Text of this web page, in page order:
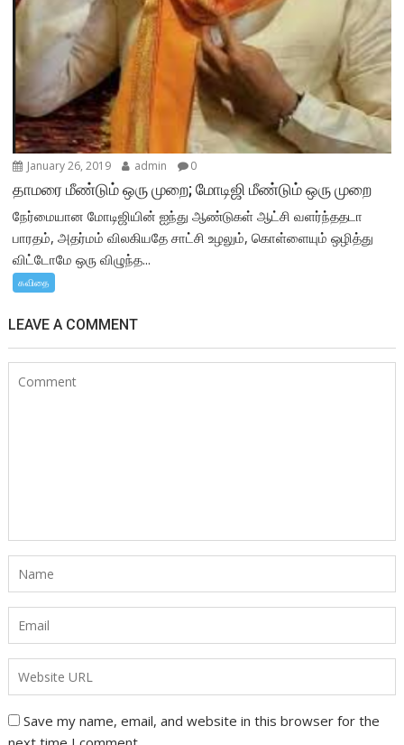
January 26, 2019 admin 0
தாமரை மீண்டும் ஒரு முறை; மோடிஜி மீண்டும் ஒரு முறை
நேர்மையான மோடிஜியின் ஐந்து ஆண்டுகள் ஆட்சி வளர்ந்ததடா
பாரதம், அதர்மம் விலகியதே சாட்சி உழலும், கொள்ளையும் ஒழித்து
விட்டோமே ஒரு விழுந்த...
கவிதை
LEAVE A COMMENT
Save my name, email, and website in this browser for the